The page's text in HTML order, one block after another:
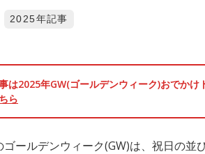
2025年記事
は2025年GW(ゴールデンウィーク)おでか
ら
ゴールデンウィーク(GW)は、祝日の並